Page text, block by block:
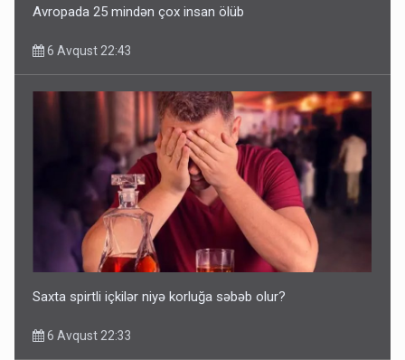
Avropada 25 mindən çox insan ölüb
6 Avqust 22:43
Saxta spirtli içkilər niyə korluğa səbəb olur?
6 Avqust 22:33